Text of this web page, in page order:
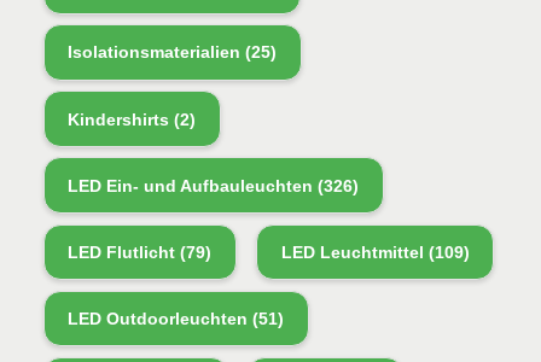
Isolationsmaterialien (25)
Kindershirts (2)
LED Ein- und Aufbauleuchten (326)
LED Flutlicht (79) LED Leuchtmittel (109)
LED Outdoorleuchten (51)